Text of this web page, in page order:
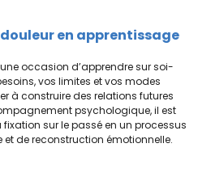
en apprentissage
occasion d’apprendre sur soi-
vos limites et vos modes
à construire des relations futures
psychologique, il est
sur le passé en un processus
de reconstruction émotionnelle.